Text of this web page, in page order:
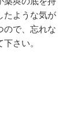
たような気が
ので、忘れな
さい。